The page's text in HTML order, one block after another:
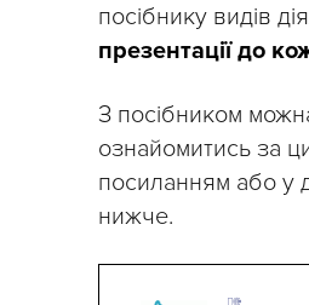
посібнику видів
презентації до
З посібником
ознайомитись за
посиланням або у
нижче.